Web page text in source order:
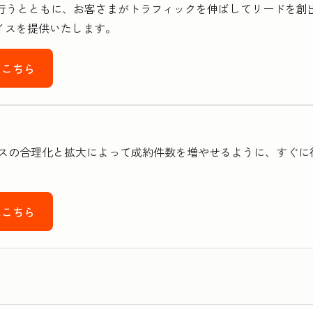
とともに、お客さまがトラフィックを伸ばしてリードを創
を提供いたします。
ちら
合理化と拡大によって成約件数を増やせるように、すぐに
ちら